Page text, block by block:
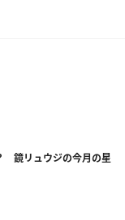
鏡リュウジの今月の星